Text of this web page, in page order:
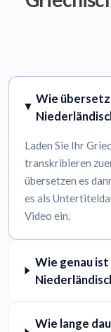
Wie
Laden Sie Ihr
transkribieren
übersetzen es
es als
Video ein.
Wie genau
Wie lange